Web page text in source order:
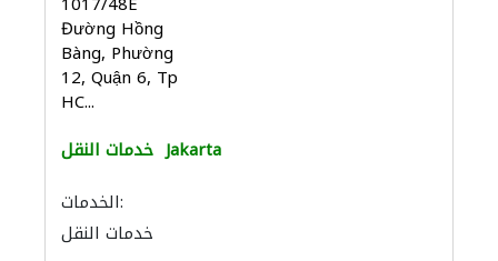
Đường Hồng
Bàng, Phường
12, Quận 6, Tp
HC...
خدمات النقل Jakarta
الخدمات:
خدمات النقل